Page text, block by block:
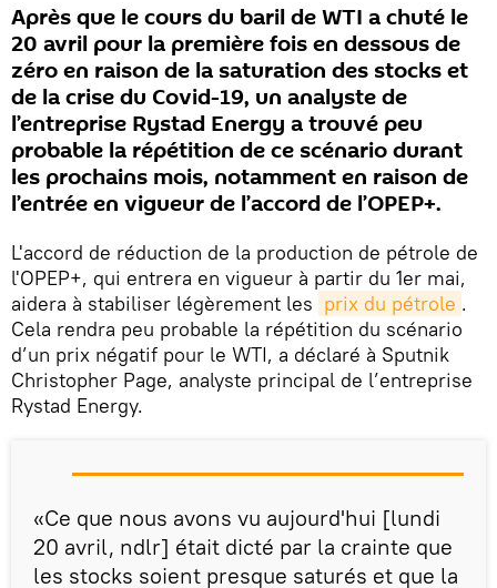
Après que le cours du baril de WTI a chuté le
20 avril pour la première fois en dessous de
zéro en raison de la saturation des stocks et
de la crise du Covid-19, un analyste de
l’entreprise Rystad Energy a trouvé peu
probable la répétition de ce scénario durant
les prochains mois, notamment en raison de
l’entrée en vigueur de l’accord de l’OPEP+.
L'accord de réduction de la production de pétrole de
l'OPEP+, qui entrera en vigueur à partir du 1er mai,
aidera à stabiliser légèrement les prix du pétrole .
Cela rendra peu probable la répétition du scénario
d’un prix négatif pour le WTI, a déclaré à Sputnik
Christopher Page, analyste principal de l’entreprise
Rystad Energy.
«Ce que nous avons vu aujourd'hui [lundi
20 avril, ndlr] était dicté par la crainte que
les stocks soient presque saturés et que la